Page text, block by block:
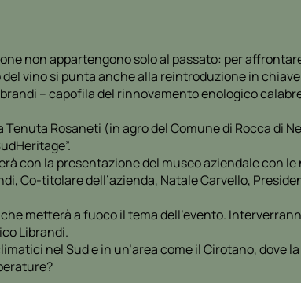
non appartengono solo al passato: per
vino si punta anche alla reintroduzione in
– capofila del rinnovamento enologico
Tenuta Rosaneti (in agro del Comune di Rocca di
con la presentazione del museo aziendale
Co-titolare dell’azienda, Natale Carvello,
metterà a fuoco il tema dell’evento.
Librandi.
nel Sud e in un’area come il Cirotano,